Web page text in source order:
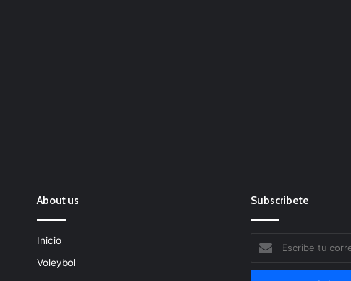
About us
Inicio
Voleybol
Subscribete
tu
correo